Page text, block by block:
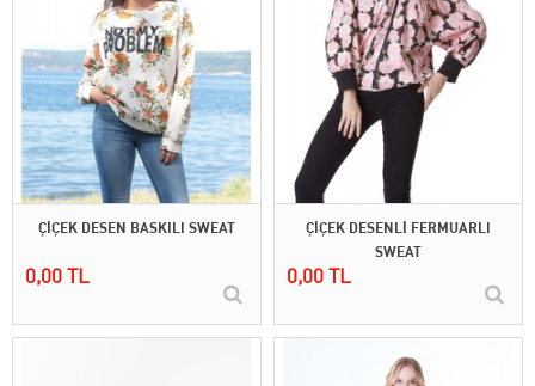
ÇİÇEK DESEN BASKILI SWEAT
0,00 TL
ÇİÇEK DESENLİ FERMUARLI
SWEAT
0,00 TL